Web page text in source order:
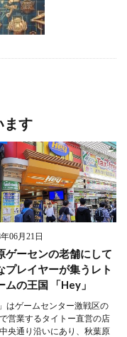
ます
06月21日
ゲーセンの老舗にして
プレイヤーが集うレト
ムの王国 「Hey」
はゲームセンター激戦区の
営業するタイトー直営の店
央通り沿いにあり、秋葉原